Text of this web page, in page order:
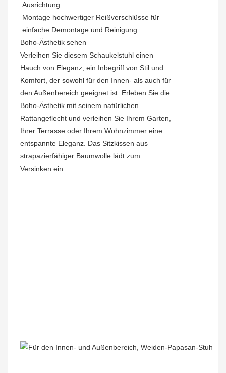
Ausrichtung.
Montage hochwertiger Reißverschlüsse für
einfache Demontage und Reinigung.
Boho-Ästhetik sehen
Verleihen Sie diesem Schaukelstuhl einen
Hauch von Eleganz, ein Inbegriff von Stil und
Komfort, der sowohl für den Innen- als auch für
den Außenbereich geeignet ist. Erleben Sie die
Boho-Ästhetik mit seinem natürlichen
Rattangeflecht und verleihen Sie Ihrem Garten,
Ihrer Terrasse oder Ihrem Wohnzimmer eine
entspannte Eleganz. Das Sitzkissen aus
strapazierfähiger Baumwolle lädt zum
Versinken ein.